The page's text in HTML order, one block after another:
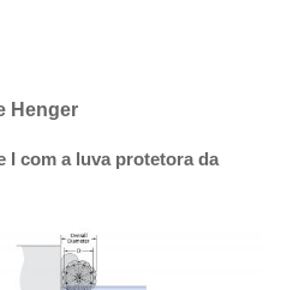
Henger
I com a luva protetora da